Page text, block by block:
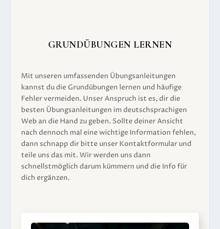
GRUNDÜBUNGEN LERNEN
Mit unseren umfassenden Übungsanleitungen
kannst du die Grundübungen lernen und häufige
Fehler vermeiden. Unser Anspruch ist es, dir die
besten Übungsanleitungen im deutschsprachigen
Web an die Hand zu geben. Sollte deiner Ansicht
nach dennoch mal eine wichtige Information fehlen,
dann schnapp dir bitte unser Kontaktformular und
teile uns das mit. Wir werden uns dann
schnellstmöglich darum kümmern und die Info für
dich ergänzen.